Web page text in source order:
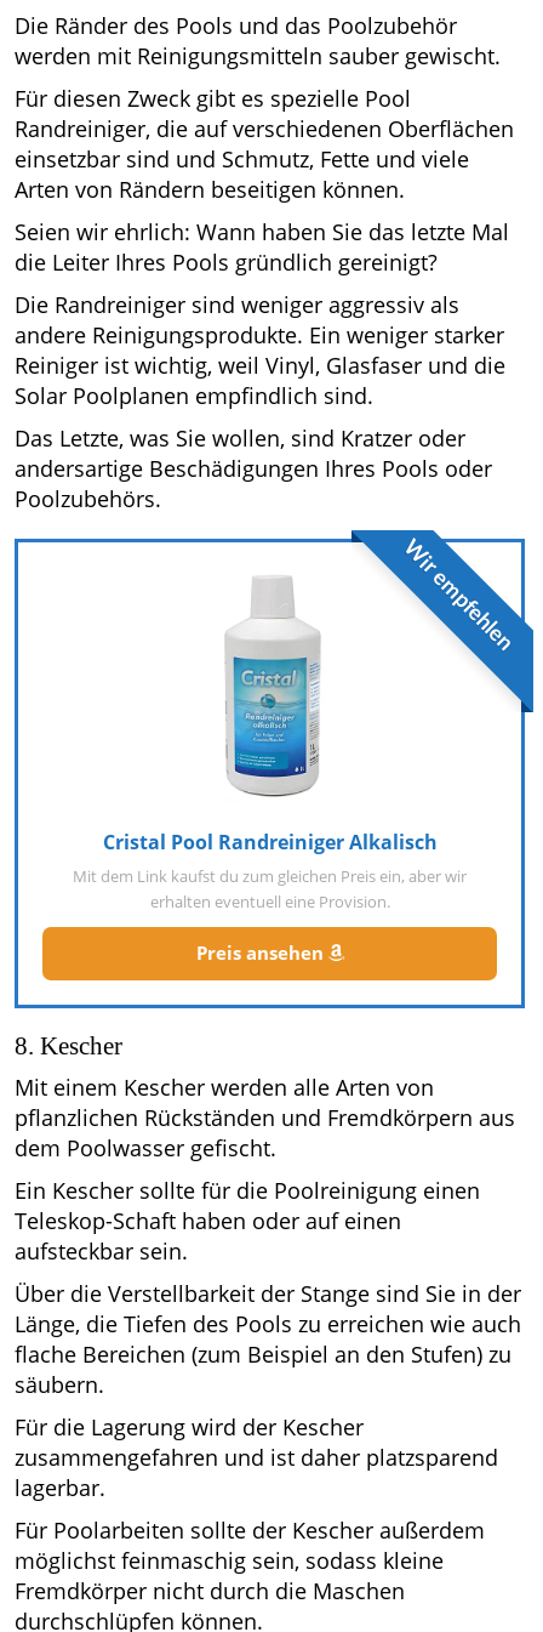
Die Ränder des Pools und das Poolzubehör
werden mit Reinigungsmitteln sauber gewischt.
Für diesen Zweck gibt es spezielle Pool
Randreiniger, die auf verschiedenen Oberflächen
einsetzbar sind und Schmutz, Fette und viele
Arten von Rändern beseitigen können.
Seien wir ehrlich: Wann haben Sie das letzte Mal
die Leiter Ihres Pools gründlich gereinigt?
Die Randreiniger sind weniger aggressiv als
andere Reinigungsprodukte. Ein weniger starker
Reiniger ist wichtig, weil Vinyl, Glasfaser und die
Solar Poolplanen empfindlich sind.
Das Letzte, was Sie wollen, sind Kratzer oder
andersartige Beschädigungen Ihres Pools oder
Poolzubehörs.
Wir empfehlen
Cristal Pool Randreiniger Alkalisch
Mit dem Link kaufst du zum gleichen Preis ein, aber wir
erhalten eventuell eine Provision.
Preis ansehen
8. Kescher
Mit einem Kescher werden alle Arten von
pflanzlichen Rückständen und Fremdkörpern aus
dem Poolwasser gefischt.
Ein Kescher sollte für die Poolreinigung einen
Teleskop-Schaft haben oder auf einen
aufsteckbar sein.
Über die Verstellbarkeit der Stange sind Sie in der
Länge, die Tiefen des Pools zu erreichen wie auch
flache Bereichen (zum Beispiel an den Stufen) zu
säubern.
Für die Lagerung wird der Kescher
zusammengefahren und ist daher platzsparend
lagerbar.
Für Poolarbeiten sollte der Kescher außerdem
möglichst feinmaschig sein, sodass kleine
Fremdkörper nicht durch die Maschen
durchschlüpfen können.